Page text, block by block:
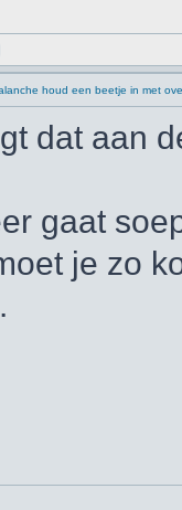
houd een beetje in met
dat aan
gaat
je zo